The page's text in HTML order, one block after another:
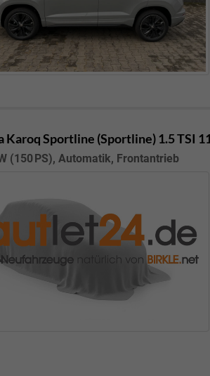
KaroqSportline (Sportline) 1.5 TSI
(150 PS), Automatik, Frontantrieb